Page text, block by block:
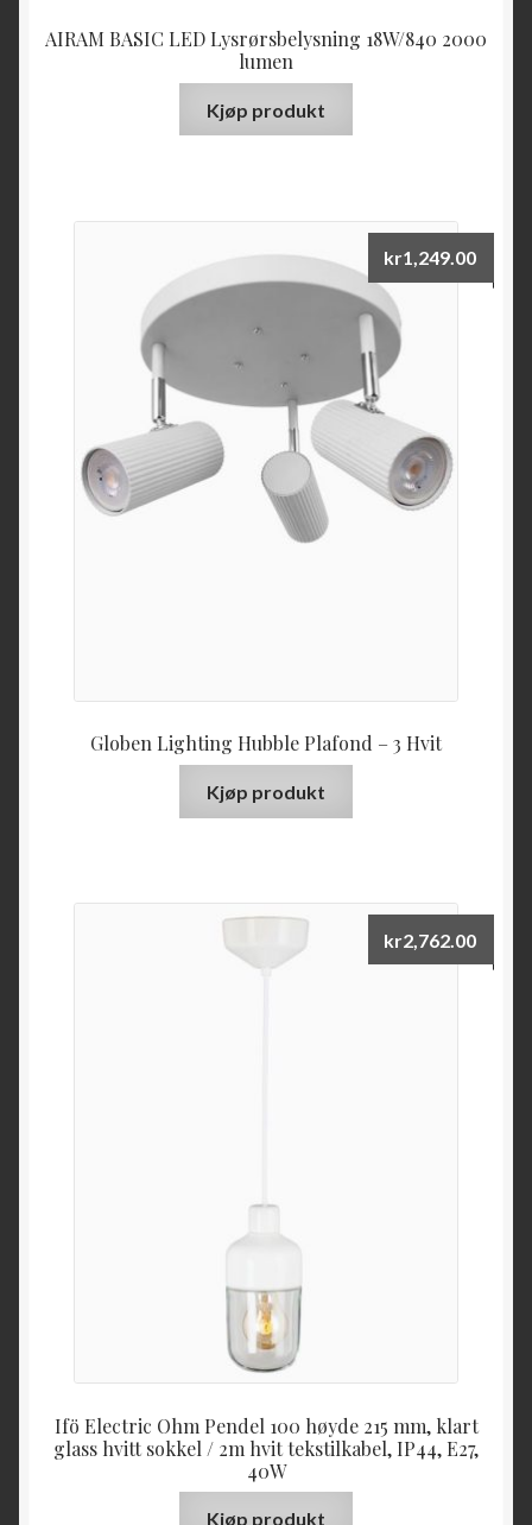
AIRAM BASIC LED Lysrørsbelysning 18W/840 2000
lumen
Kjøp produkt
Globen Lighting Hubble Plafond – 3 Hvit
kr1,249.00
Kjøp produkt
Ifö Electric Ohm Pendel 100 høyde 215 mm, klart
glass hvitt sokkel / 2m hvit tekstilkabel, IP44, E27,
40W
kr2,762.00
Kjøp produkt